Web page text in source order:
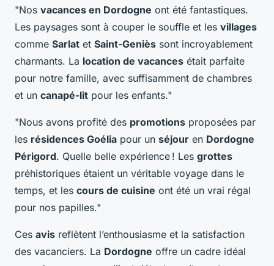
"Nos vacances en Dordogne ont été fantastiques.
Les paysages sont à couper le souffle et les villages
comme Sarlat et Saint-Geniès sont incroyablement
charmants. La location de vacances était parfaite
pour notre famille, avec suffisamment de chambres
et un canapé-lit pour les enfants."
"Nous avons profité des promotions proposées par
les résidences Goélia pour un séjour en Dordogne
Périgord. Quelle belle expérience ! Les grottes
préhistoriques étaient un véritable voyage dans le
temps, et les cours de cuisine ont été un vrai régal
pour nos papilles."
Ces avis reflètent l’enthousiasme et la satisfaction
des vacanciers. La Dordogne offre un cadre idéal